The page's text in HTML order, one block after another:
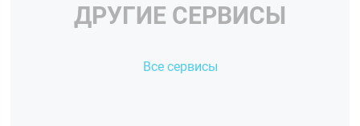
ДРУГИЕ СЕРВИСЫ
Все сервисы